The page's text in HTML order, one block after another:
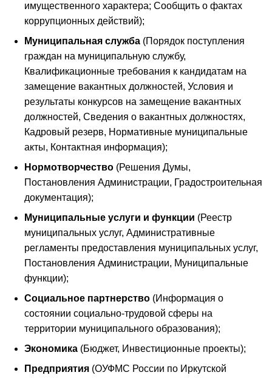
имущественного характера; Сообщить о фактах
коррупционных действий);
Муниципальная служба (Порядок поступления
граждан на муниципальную службу,
Квалификационные требования к кандидатам на
замещение вакантных должностей, Условия и
результаты конкурсов на замещение вакантных
должностей, Сведения о вакантных должностях,
Кадровый резерв, Нормативные муниципальные
акты, Контактная информация);
Нормотворчество (Решения Думы,
Постановления Администрации, Градостроительная
документация);
Муниципальные услуги и функции (Реестр
муниципальных услуг, Административные
регламенты предоставления муниципальных услуг,
Постановления Администрации, Муниципальные
функции);
Социальное партнерство (Информация о
состоянии социально-трудовой сферы на
территории муниципального образования);
Экономика (Бюджет, Инвестиционные проекты);
Предприятия (ОУФМС России по Иркутской